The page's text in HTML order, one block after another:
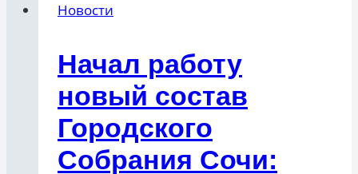
Новости
Начал работу
новый состав
Городского
Собрания Сочи: